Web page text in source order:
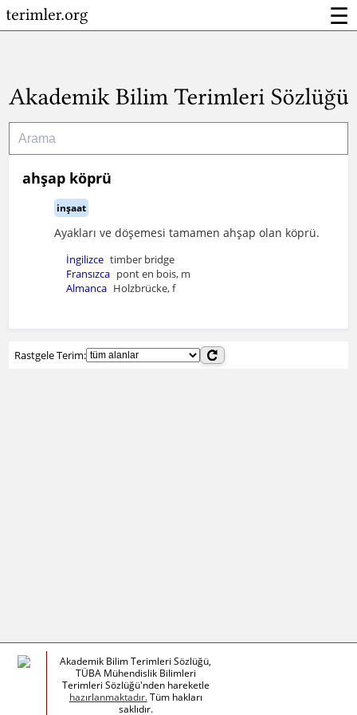
☰
ahşap köprü
inşaat
Ayakları ve döşemesi tamamen ahşap olan köprü.
İngilizce timber bridge
Fransızca pont en bois, m
Almanca Holzbrücke, f
Rastgele Terim:
Akademik Bilim Terimleri Sözlüğü,
TÜBA Mühendislik Bilimleri
Terimleri Sözlüğü'nden hareketle
hazırlanmaktadır.Tüm hakları
saklıdır.